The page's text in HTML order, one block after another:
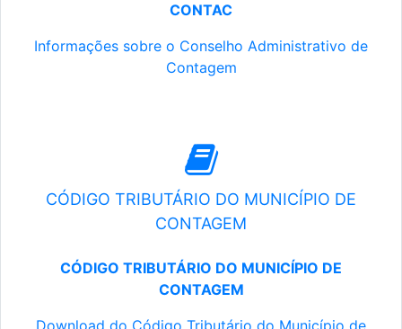
CONTAC
Informações sobre o Conselho Administrativo de
Contagem
CÓDIGO TRIBUTÁRIO DO MUNICÍPIO DE
CONTAGEM
CÓDIGO TRIBUTÁRIO DO MUNICÍPIO DE
CONTAGEM